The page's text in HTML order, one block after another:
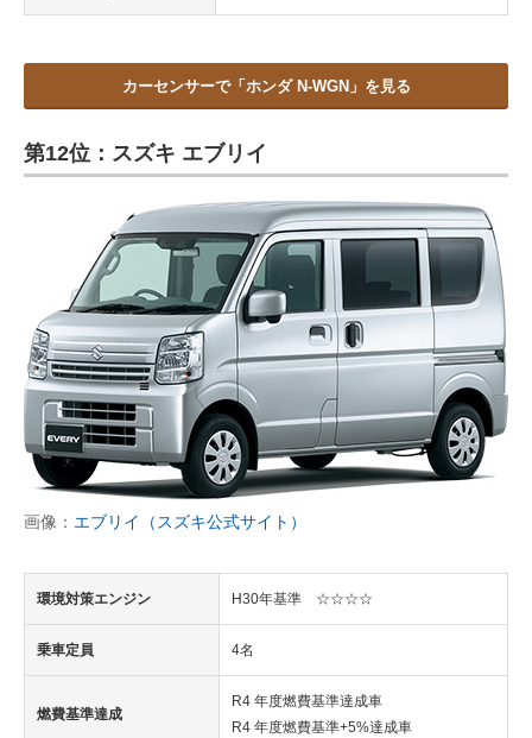
カーセンサーで「ホンダ N-WGN」を見る
第12位：スズキ エブリイ
画像： エブリイ（スズキ公式サイト）
環境対策エンジン H30年基準 ☆☆☆☆
乗車定員 4名
燃費基準達成
R4 年度燃費基準達成車
R4 年度燃費基準+5%達成車